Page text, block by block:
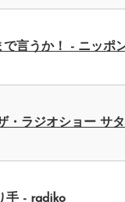
言うか！ - ニッポ
ラジオショー サ
手 - radiko